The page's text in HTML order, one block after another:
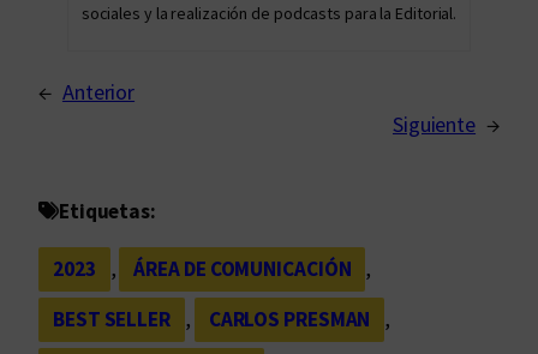
sociales y la realización de podcasts para la Editorial.
← Anterior
Siguiente →
Etiquetas:
2023 , ÁREA DE COMUNICACIÓN
,
BEST SELLER
, CARLOS PRESMAN
,